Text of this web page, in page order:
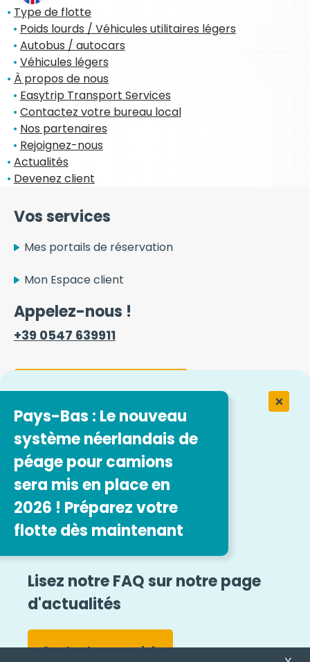
Pays-Bas : Le nouveau
système néerlandais de
péage pour camions
sera mis en place en
2026 ! Préparez votre
flotte dès maintenant
Lisez notre FAQ sur notre page
d'actualités
Contactez-nous!
Type de flotte
Poids lourds / Véhicules utilitaires légers
Autobus / autocars
Véhicules légers
À propos de nous
Easytrip Transport Services
Contactez votre bureau local
Nos partenaires
Rejoignez-nous
Actualités
Devenez client
Vos services
Mes portails de réservation
Mon Espace client
Appelez-nous !
+39 0547 639911
Formulaire de contact
Travailler chez Easytrip Transport
Services
Nos offres d'emploi
Mentions légales
Plan du site
Conditions générales d'utilisation
Whistleblowing
Accessibilité
Suivez-nous